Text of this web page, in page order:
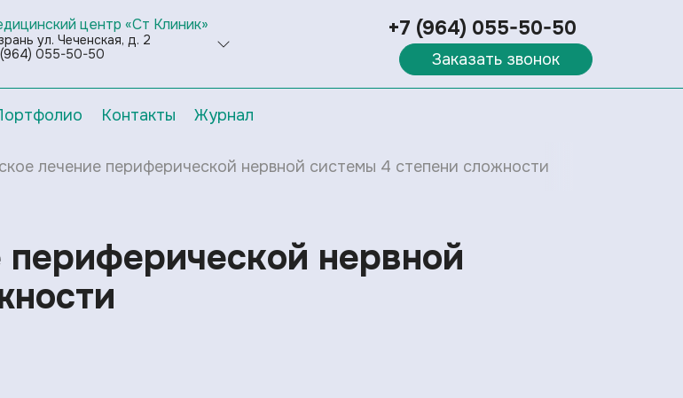
центр «Ст Клиник»
ул. Чеченская, д. 2
(964) 055-50-50
+7 (964) 055-50-50
Заказать звонок
Контакты Журнал
лечение периферической нервной системы 4 степени сложности
нервной